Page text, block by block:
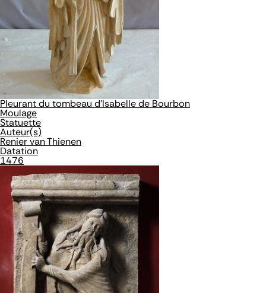
Pleurant du tombeau d'Isabelle de Bourbon
Moulage
Statuette
Auteur(s)
Renier van Thienen
Datation
1476